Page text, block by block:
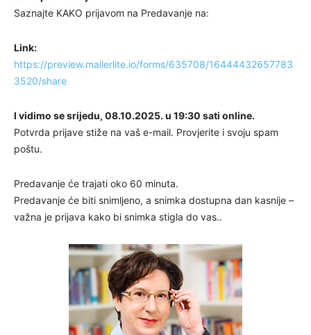
Saznajte KAKO prijavom na Predavanje na:
Link:
https://preview.mailerlite.io/forms/635708/16444432657783
3520/share
I vidimo se srijedu, 08.10.2025. u 19:30 sati online.
Potvrda prijave stiže na vaš e-mail. Provjerite i svoju spam
poštu.
Predavanje će trajati oko 60 minuta.
Predavanje će biti snimljeno, a snimka dostupna dan kasnije –
važna je prijava kako bi snimka stigla do vas..